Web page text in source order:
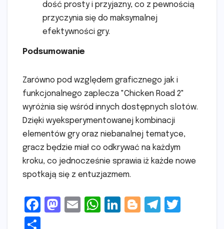
dość prosty i przyjazny, co z pewnością
przyczynia się do maksymalnej
efektywności gry.
Podsumowanie
Zarówno pod względem graficznego jak i
funkcjonalnego zaplecza "Chicken Road 2"
wyróżnia się wśród innych dostępnych slotów.
Dzięki wyeksperymentowanej kombinacji
elementów gry oraz niebanalnej tematyce,
gracz będzie miał co odkrywać na każdym
kroku, co jednocześnie sprawia iż każde nowe
spotkają się z entuzjazmem.
F
M
E
W
Li
Bl
T